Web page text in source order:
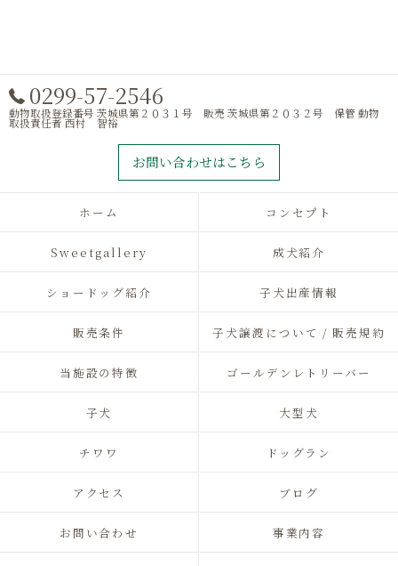
0299-57-2546
動物取扱登録番号 茨城県第２０３１号 販売 茨城県第２０３２号 保管 動物
取扱責任者 西村 智裕
お問い合わせはこちら
ホーム コンセプト
Sweetgallery 成犬紹介
ショードッグ紹介 子犬出産情報
販売条件 子犬譲渡について / 販売規約
当施設の特徴 ゴールデンレトリーバー
子犬 大型犬
チワワ ドッグラン
アクセス ブログ
お問い合わせ 事業内容